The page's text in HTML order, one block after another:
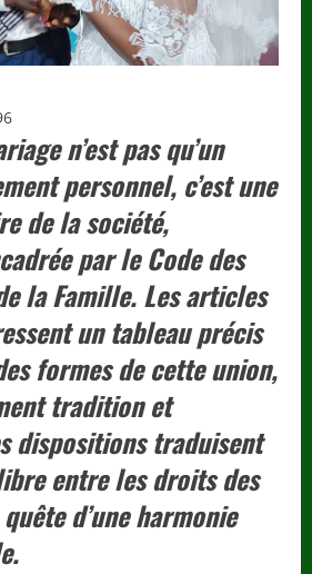
n’est pas qu’un
personnel, c’est une
de la société,
par le Code des
la Famille. Les articles
un tableau précis
formes de cette union,
tradition et
dispositions traduisent
entre les droits des
d’une harmonie